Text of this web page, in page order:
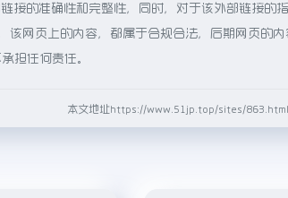
接的准确性和完整性，同时，对于该外部链接的
该网页上的内容，都属于合规合法，后期网页的
担任何责任。
本文地址https://www.51jp.top/sites/